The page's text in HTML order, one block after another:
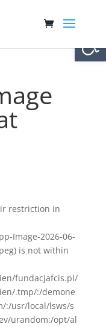
restriction in
Image-2026-06-
is not within
fundacjafcis.pl/
.tmp/:/demone
:/usr/local/lsws/s
urandom:/opt/al